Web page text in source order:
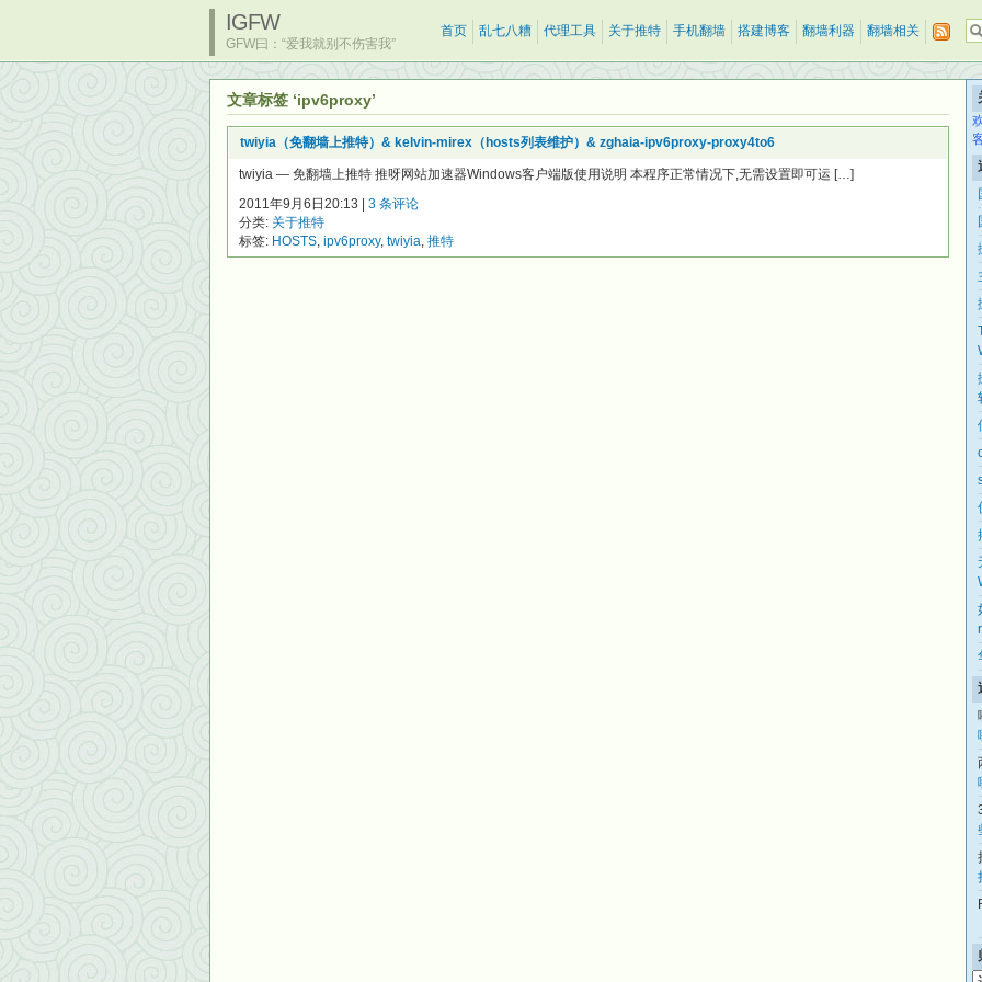
IGFW
GFW曰：“爱我就别不伤害我”
首页 乱七八糟 代理工具 关于推特 手机翻墙 搭建博客 翻墙利器 翻墙相关
文章标签 ‘ipv6proxy’
twiyia（免翻墙上推特）& kelvin-mirex（hosts列表维护）& zghaia-ipv6proxy-proxy4to6
twiyia — 免翻墙上推特 推呀网站加速器Windows客户端版使用说明 本程序正常情况下,无需设置即可运 […]
2011年9月6日20:13 | 3 条评论
分类: 关于推特
标签: HOSTS, ipv6proxy, twiyia, 推特